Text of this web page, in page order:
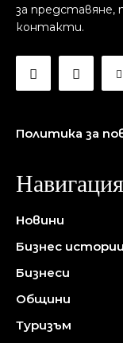
за представяне,
контакти.
Политика за
Навигация
Новини
Бизнес истории
Бизнеси
Общини
Туризъм